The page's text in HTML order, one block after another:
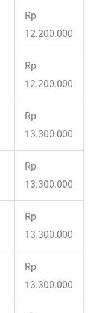
Rp
12.200.000
Rp
12.200.000
Rp
13.300.000
Rp
13.300.000
Rp
13.300.000
Rp
13.300.000